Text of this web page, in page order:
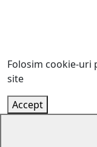
Folosim cookie-uri
site
Accept